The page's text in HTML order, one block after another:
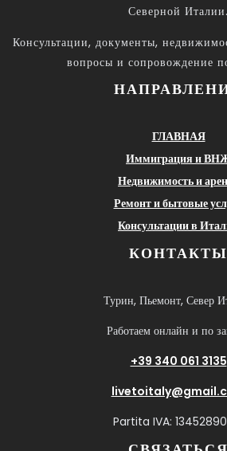
Северной Италии.
Консультации, документы,
вопросы и сопровождение
ГЛАВНАЯ
Иммиграция и
Недвижимость и
Ремонт и бытовые
Консультации в
КОНТАКТЫ
Турин, Пьемонт, Север
Работаем онлайн и по
+39 340 061 3135
Partita IVA: